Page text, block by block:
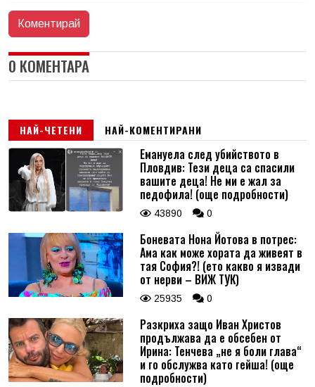
0 КОМЕНТАРА
НАЙ-ЧЕТЕНИ НАЙ-КОМЕНТИРАНИ
Емануела след убийството в
Пловдив: Тези деца са спасили
вашите деца! Не ми е жал за
педофила! (още подробности)
43890 0
Боневата Нона Йотова в потрес:
Ама как може хората да живеят в
тая София?! (ето какво я извади
от нерви – ВИЖ ТУК)
25935 0
Разкриха защо Иван Христов
продължава да е обсебен от
Ирина: Тенчева „не я боли глава“
и го обслужва като гейша! (още
подробности)